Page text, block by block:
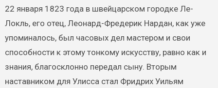
22 января 1823 года в швейцарском городке Ле-
Локль, его отец, Леонард-Фредерик Нардан, как уже
упоминалось, был часовых дел мастером и свои
способности к этому тонкому искусству, равно как и
знания, благосклонно передал сыну. Вторым
наставником для Улисса стал Фридрих Уильям